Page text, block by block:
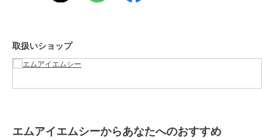
取扱いショップ
エムアイエムシーからあなたへのおすすめ